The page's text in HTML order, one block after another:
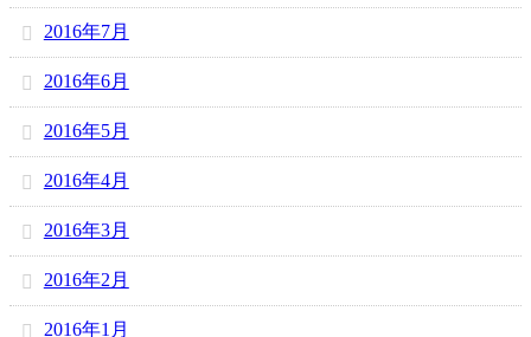
2016年7月
2016年6月
2016年5月
2016年4月
2016年3月
2016年2月
2016年1月